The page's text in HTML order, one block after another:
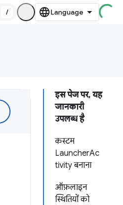
/
इस पेज पर, यह
जानकारी
उपलब्ध है
कस्टम
LauncherAc
tivity बनाना
ऑफ़लाइन
स्थितियों को